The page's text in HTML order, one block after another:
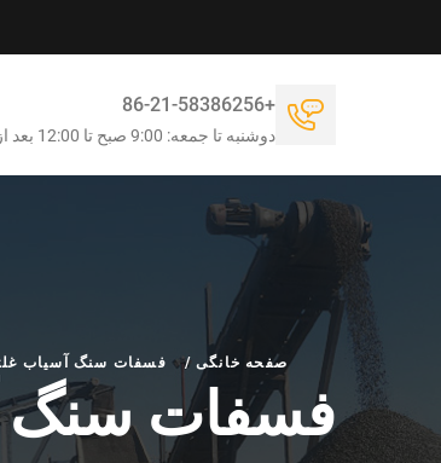
+86-21-58386256
دوشنبه تا جمعه: 9:00 صبح تا 12:00 بعد از ظهر
صفحه خانگی / فسفات سنگ آسیاب
فسفات سنگ